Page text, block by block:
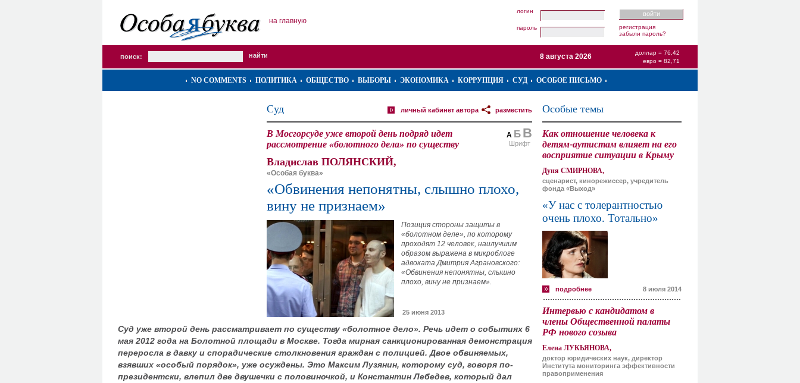
на главную
логин
пароль
регистрация
забыли пароль?
поиск:
доллар = 76,42
евро = 82,71
8 августа 2026
NO COMMENTS ПОЛИТИКА ОБЩЕСТВО ВЫБОРЫ ЭКОНОМИКА КОРРУПЦИЯ СУД ОСОБОЕ ПИСЬМО
Суд разместить
личный кабинет автора
А Б В
Шрифт
В Мосгорсуде уже второй день подряд идет
рассмотрение «болотного дела» по существу
Владислав ПОЛЯНСКИЙ,
«Особая буква»
«Обвинения непонятны, слышно плохо,
вину не признаем»
Позиция стороны защиты в
«болотном деле», по которому
проходят 12 человек, наилучшим
образом выражена в микроблоге
адвоката Дмитрия Аграновского:
«Обвинения непонятны, слышно
плохо, вину не признаем».
25 июня 2013
Суд уже второй день рассматривает по существу «болотное дело». Речь идет о событиях 6
мая 2012 года на Болотной площади в Москве. Тогда мирная санкционированная демонстрация
переросла в давку и спорадические столкновения граждан с полицией. Двое обвиняемых,
взявших «особый порядок», уже осуждены. Это Максим Лузянин, которому суд, говоря по-
президентски, влепил две двушечки с половиночкой, и Константин Лебедев, который дал
Особые темы
Как отношение человека к
детям-аутистам влияет на его
восприятие ситуации в Крыму
Дуня СМИРНОВА,
сценарист, кинорежиссер, учредитель
фонда «Выход»
«У нас с толерантностью
очень плохо. Тотально»
подробнее 8 июля 2014
Интервью с кандидатом в
члены Общественной палаты
РФ нового созыва
Елена ЛУКЬЯНОВА,
доктор юридических наук, директор
Института мониторинга эффективности
правоприменения